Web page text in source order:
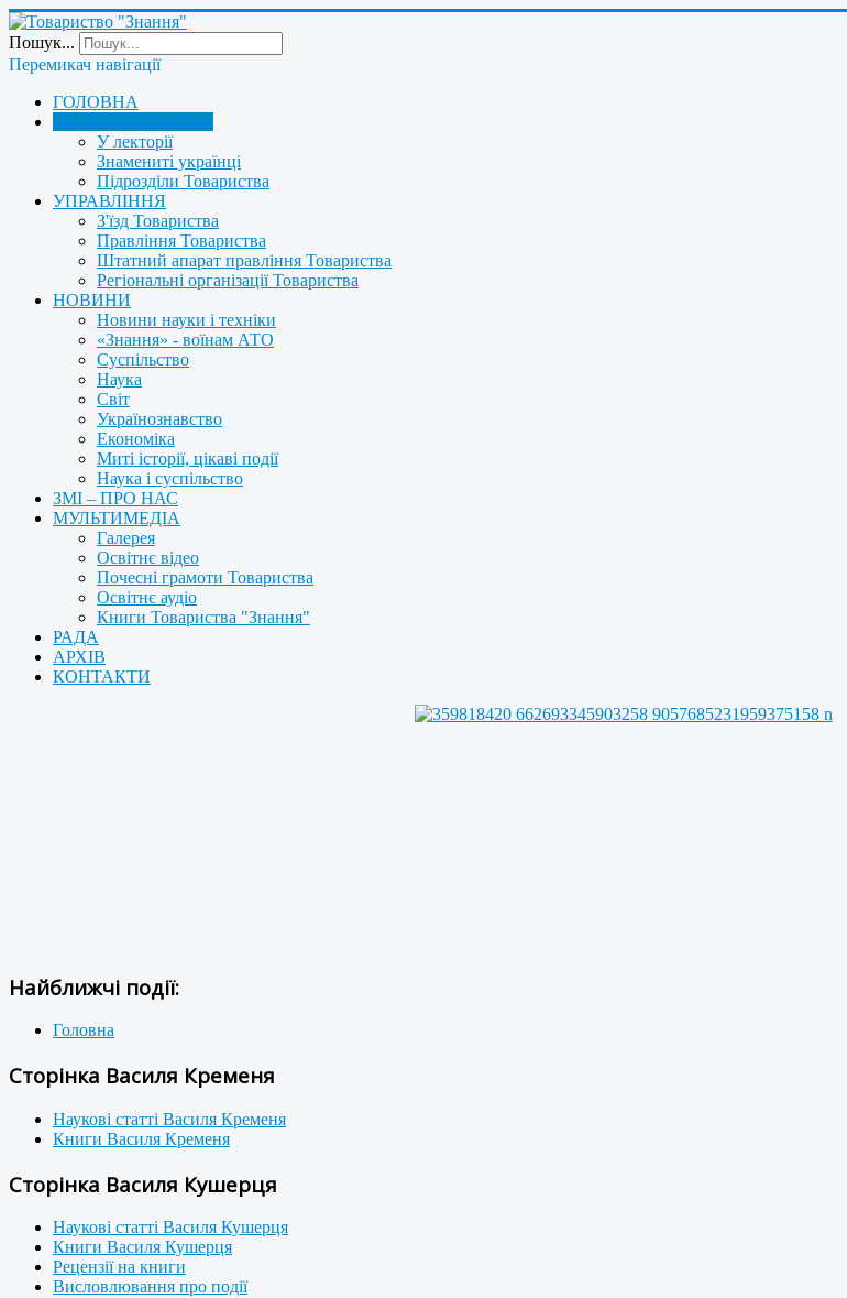
Пошук...
Перемикач навігації
ГОЛОВНА
У лекторії
Знамениті українці
Підрозділи Товариства
УПРАВЛІННЯ
З'їзд Товариства
Правління Товариства
Штатний апарат правління Товариства
Регіональні організації Товариства
НОВИНИ
Новини науки і техніки
«Знання» - воїнам АТО
Суспільство
Наука
Світ
Українознавство
Економіка
Миті історії, цікаві події
Наука і суспільство
ЗМІ – ПРО НАС
МУЛЬТИМЕДІА
Галерея
Освітнє відео
Почесні грамоти Товариства
Освітнє аудіо
Книги Товариства "Знання"
РАДА
АРХІВ
КОНТАКТИ
Найближчі події:
Головна
Сторінка Василя Кременя
Наукові статті Василя Кременя
Книги Василя Кременя
Сторінка Василя Кушерця
Наукові статті Василя Кушерця
Книги Василя Кушерця
Рецензії на книги
Висловлювання про події